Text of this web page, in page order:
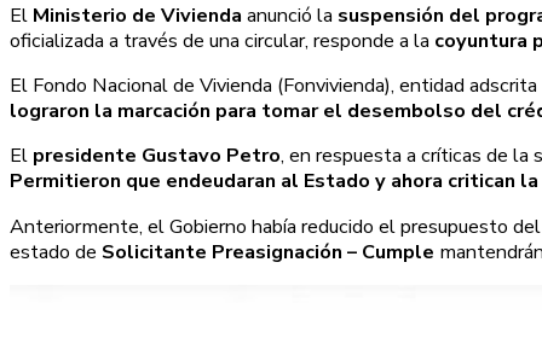
El Ministerio de Vivienda anunció la suspensión del
oficializada a través de una circular, responde a la coyuntura
El Fondo Nacional de Vivienda (Fonvivienda), entidad
lograron la marcación para tomar el desembolso del
El presidente Gustavo Petro, en respuesta a críticas de la
Permitieron que endeudaran al Estado y ahora critican
Anteriormente, el Gobierno había reducido el presupuesto
estado de Solicitante Preasignación – Cumple